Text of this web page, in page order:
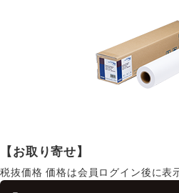
【お取り寄せ】
税抜価格 価格は会員ログイン後に表